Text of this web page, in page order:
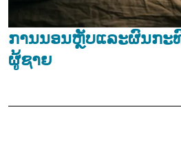
ການນອນຫຼັບແລະຜົນກະ
ຜູ້ຊາຍ